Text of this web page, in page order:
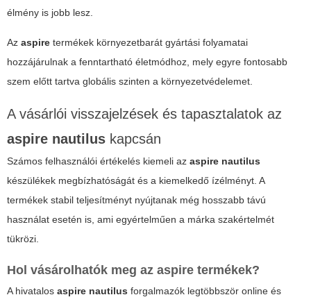
élmény is jobb lesz.
Az aspire termékek környezetbarát gyártási folyamatai
hozzájárulnak a fenntartható életmódhoz, mely egyre fontosabb
szem előtt tartva globális szinten a környezetvédelemet.
A vásárlói visszajelzések és tapasztalatok az
aspire nautilus kapcsán
Számos felhasználói értékelés kiemeli az aspire nautilus
készülékek megbízhatóságát és a kiemelkedő ízélményt. A
termékek stabil teljesítményt nyújtanak még hosszabb távú
használat esetén is, ami egyértelműen a márka szakértelmét
tükrözi.
Hol vásárolhatók meg az aspire termékek?
A hivatalos aspire nautilus forgalmazók legtöbbször online és